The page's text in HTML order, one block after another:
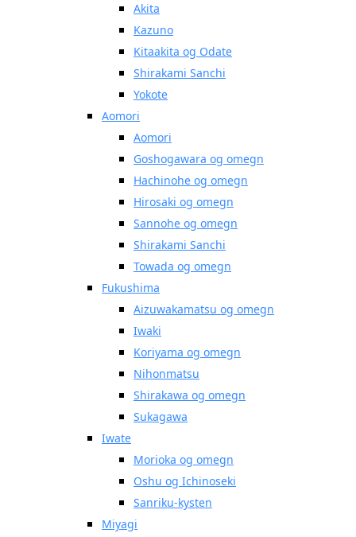
Akita
Kazuno
Kitaakita og Odate
Shirakami Sanchi
Yokote
Aomori
Aomori
Goshogawara og omegn
Hachinohe og omegn
Hirosaki og omegn
Sannohe og omegn
Shirakami Sanchi
Towada og omegn
Fukushima
Aizuwakamatsu og omegn
Iwaki
Koriyama og omegn
Nihonmatsu
Shirakawa og omegn
Sukagawa
Iwate
Morioka og omegn
Oshu og Ichinoseki
Sanriku-kysten
Miyagi